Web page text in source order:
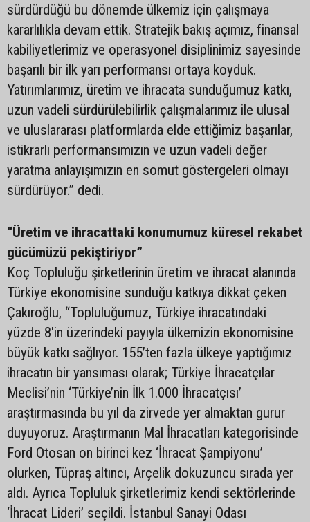
sürdürdüğü bu dönemde ülkemiz için çalışmaya
kararlılıkla devam ettik. Stratejik bakış açımız, finansal
kabiliyetlerimiz ve operasyonel disiplinimiz sayesinde
başarılı bir ilk yarı performansı ortaya koyduk.
Yatırımlarımız, üretim ve ihracata sunduğumuz katkı,
uzun vadeli sürdürülebilirlik çalışmalarımız ile ulusal
ve uluslararası platformlarda elde ettiğimiz başarılar,
istikrarlı performansımızın ve uzun vadeli değer
yaratma anlayışımızın en somut göstergeleri olmayı
sürdürüyor.” dedi.
“Üretim ve ihracattaki konumumuz küresel rekabet
gücümüzü pekiştiriyor”
Koç Topluluğu şirketlerinin üretim ve ihracat alanında
Türkiye ekonomisine sunduğu katkıya dikkat çeken
Çakıroğlu, “Topluluğumuz, Türkiye ihracatındaki
yüzde 8'in üzerindeki payıyla ülkemizin ekonomisine
büyük katkı sağlıyor. 155’ten fazla ülkeye yaptığımız
ihracatın bir yansıması olarak; Türkiye İhracatçılar
Meclisi’nin ‘Türkiye’nin İlk 1.000 İhracatçısı’
araştırmasında bu yıl da zirvede yer almaktan gurur
duyuyoruz. Araştırmanın Mal İhracatları kategorisinde
Ford Otosan on birinci kez ‘İhracat Şampiyonu’
olurken, Tüpraş altıncı, Arçelik dokuzuncu sırada yer
aldı. Ayrıca Topluluk şirketlerimiz kendi sektörlerinde
‘İhracat Lideri’ seçildi. İstanbul Sanayi Odası